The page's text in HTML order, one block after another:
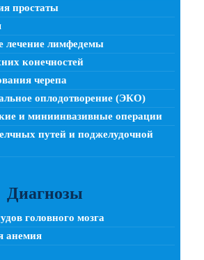
простаты
лечение лимфедемы
конечностей
черепа
оплодотворение (ЭКО)
и миниинвазивные операции
путей и поджелудочной
Диагнозы
головного мозга
анемия